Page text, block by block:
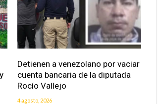
Detienen a venezolano por vaciar
cuenta bancaria de la diputada
Rocío Vallejo
4 agosto, 2026